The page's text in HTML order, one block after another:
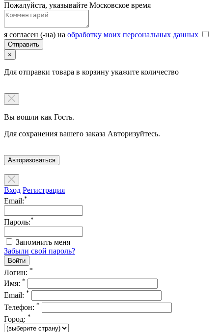
Пожалуйста, указывайте Московское время
я согласен (-на) на обработку моих персональных данных
×
Для отправки товара в корзину укажите количество
Вы вошли как Гость.
Для сохранения вашего заказа Авторизуйтесь.
Авторизоваться
Вход Регистрация
Email:*
Пароль:*
Запомнить меня
Забыли свой пароль?
Логин: *
Имя: *
Email: *
Телефон: *
Город: *